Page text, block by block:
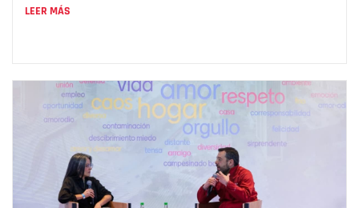
LEER MÁS